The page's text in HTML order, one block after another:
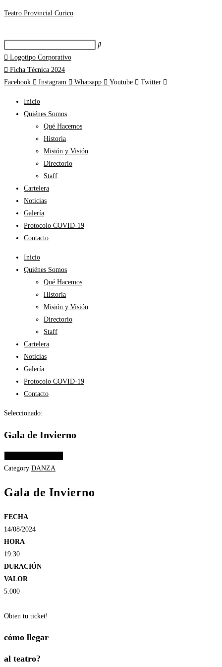
Teatro Provincial Curico
Logotipo Corporativo
Ficha Técnica 2024
Facebook
Instagram Whatsapp Youtube Twitter
Inicio
Quiénes Somos
Qué Hacemos
Historia
Misión y Visión
Directorio
Staff
Cartelera
Noticias
Galería
Protocolo COVID-19
Contacto
Inicio
Quiénes Somos
Qué Hacemos
Historia
Misión y Visión
Directorio
Staff
Cartelera
Noticias
Galería
Protocolo COVID-19
Contacto
Seleccionado:
Gala de Invierno
Category DANZA
Gala de Invierno
FECHA
14/08/2024
HORA
19:30
DURACIÓN
VALOR
5.000
Obten tu ticket!
cómo llegar
al teatro?